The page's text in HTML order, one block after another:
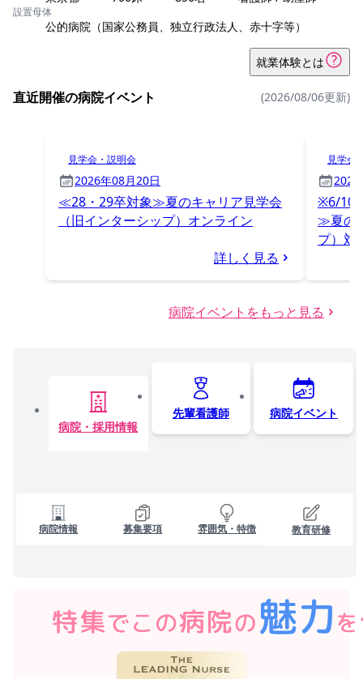
設置母体
公的病院（国家公務員、独立行政法人、赤十字等）
就業体験とは
直近開催の病院イベント (2026/08/06更新)
見学会・説明会
2026年08月20日
≪28・29卒対象≫夏のキャリア見学会
（旧インターシップ）オンライン
詳しく見る
見学会
2026
※6/10
≫夏の
プ）対
病院イベントをもっと見る
病院・採用情報
先輩看護師 病院イベント
病院情報 募集要項 雰囲気・特徴 教育研修